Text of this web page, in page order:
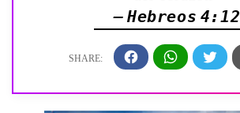
— Hebreos 4:12